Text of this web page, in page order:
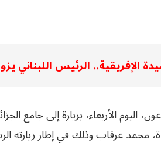
الإفريقية.. الرئيس اللبناني
الأربعاء، بزيارة إلى جامع
محمد عرقاب وذلك في إطار زيارته